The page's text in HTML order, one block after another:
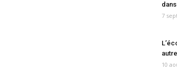
7
10